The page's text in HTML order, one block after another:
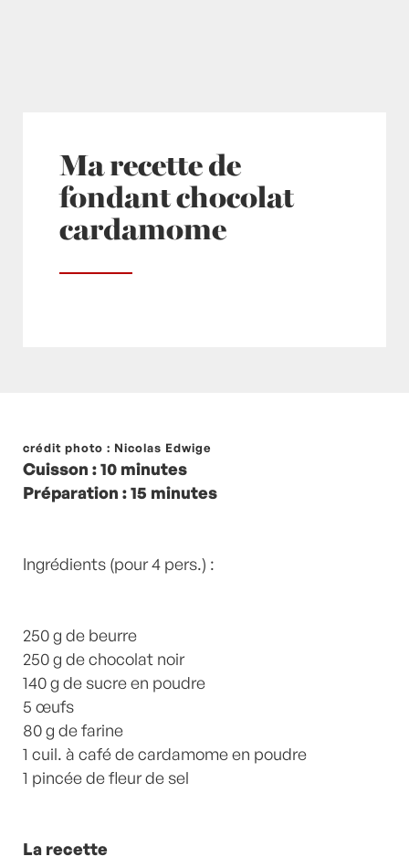
Ma recette de
fondant chocolat
cardamome
Posté à 14:30hin- Petits plats en équilibre -
Recette - , Beurre,Cardamome
Chocolat,chocolat noir,farine
crédit photo : Nicolas Edwige
Cuisson : 10 minutes
Préparation : 15 minutes
Ingrédients (pour 4 pers.) :
250 g de beurre
250 g de chocolat noir
140 g de sucre en poudre
5 œufs
80 g de farine
1 cuil. à café de cardamome en poudre
1 pincée de fleur de sel
La recette